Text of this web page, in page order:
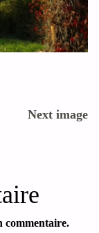
Next image
commentaire.